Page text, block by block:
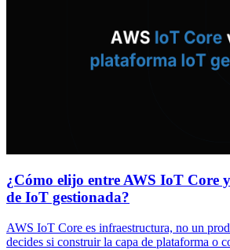
¿Cómo elijo entre AWS IoT Core
de IoT gestionada?
AWS IoT Core es infraestructura, no un
decides si construir la capa de plataforma o